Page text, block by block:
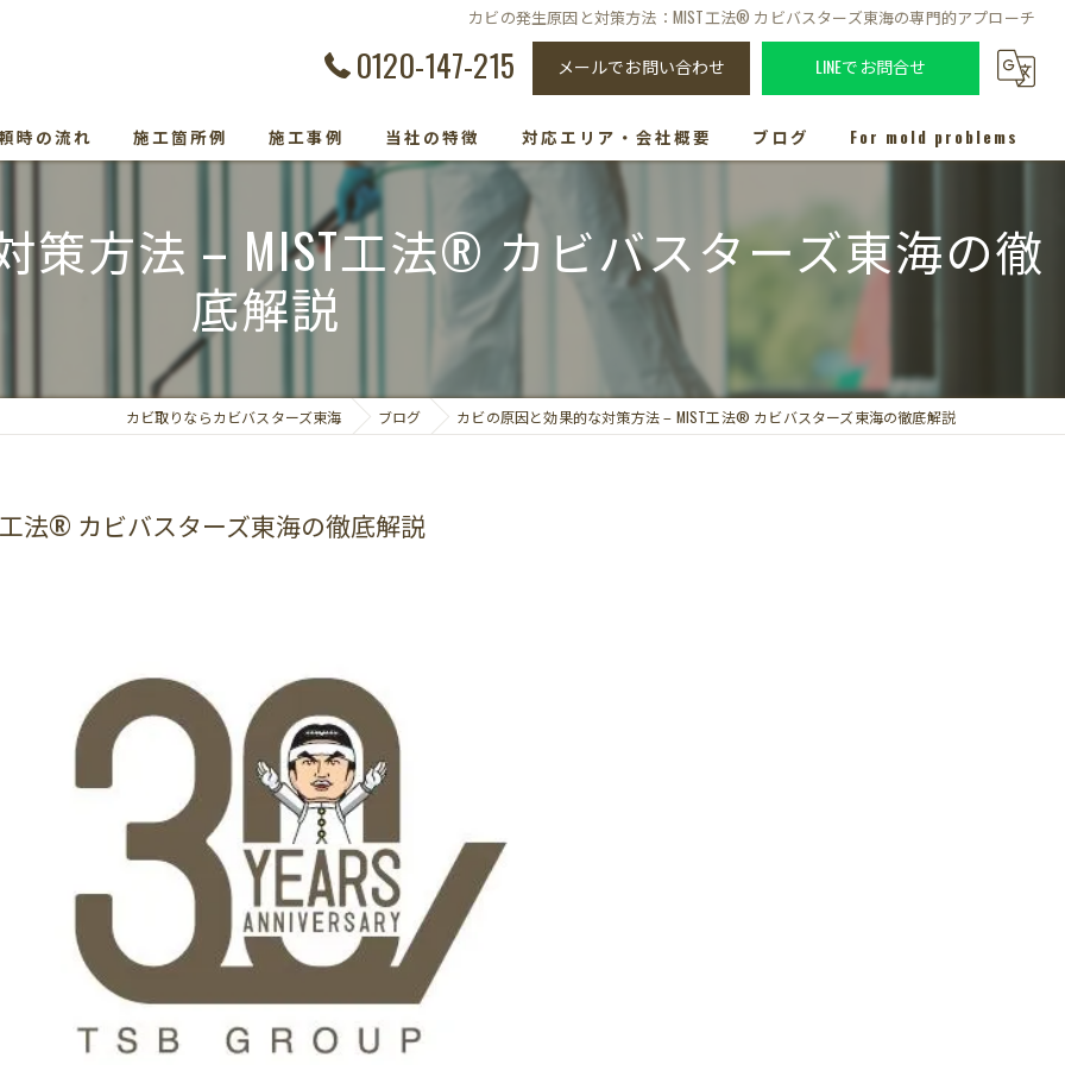
カビの発生原因と対策方法：MIST工法® カビバスターズ東海の専門的アプローチ
0120-147-215 メールでお問い合わせ LINEでお問合せ
時の流れ 施工箇所例 施工事例 当社の特徴
防カビ
カビ取り専門
カビ検査
対応エリア・会社概要 ブログ For mold problems
策方法 – MIST工法® カビバスターズ東海の徹
底解説
カビ取りならカビバスターズ東海 ブログ カビの原因と効果的な対策方法 – MIST工法® カビバスターズ東海の徹底解説
法® カビバスターズ東海の徹底解説